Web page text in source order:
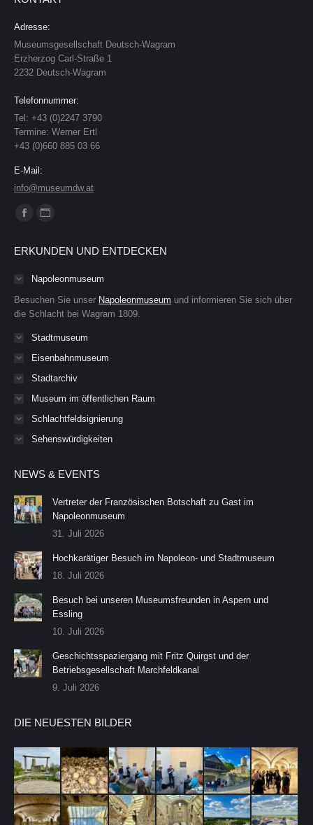
Adresse:
Museumsgesellschaft Deutsch-Wagram
Erzherzog Carl-Straße 1
2232 Deutsch-Wagram
Telefonnummer:
Tel: +43 (0)2247 3790
Termine: Werner Ertl
+43 (0)660 885 03 66
E-Mail:
info@museumdw.at
Finden Sie uns auf:
opens
window
opens
in
new
window
ERKUNDEN UND ENTDECKEN
Napoleonmuseum
Besuchen Sie unser Napoleonmuseum und informieren Sie sich über
die Schlacht bei Wagram 1809.
Stadtmuseum
Eisenbahnmuseum
Stadtarchiv
Museum im öffentlichen Raum
Schlachtfeldsignierung
Sehenswürdigkeiten
NEWS & EVENTS
Vertreter der Französischen Botschaft zu Gast im
Napoleonmuseum
31. Juli 2026
Hochkarätiger Besuch im Napoleon- und Stadtmuseum
18. Juli 2026
Besuch bei unseren Museumsfreunden in Aspern und
Essling
10. Juli 2026
Geschichtsspaziergang mit Fritz Quirgst und der
Betriebsgesellschaft Marchfeldkanal
9. Juli 2026
DIE NEUESTEN BILDER